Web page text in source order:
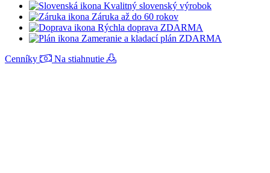
Kvalitný slovenský výrobok
Záruka až do 60 rokov
Rýchla doprava ZDARMA
Zameranie a kladací plán ZDARMA
Cenníky
Na stiahnutie